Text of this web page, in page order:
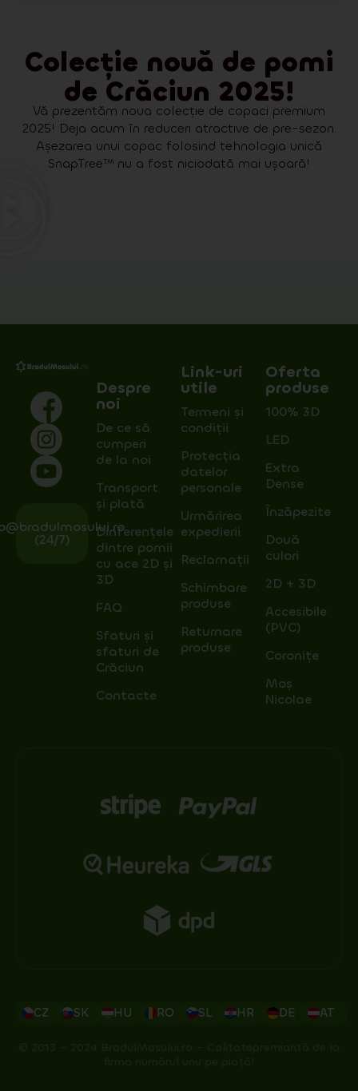
Colecție nouă de pomi
de Crăciun 2025!
Vă prezentăm noua colecție de copaci premium
2025! Deja acum în reduceri atractive de pre-sezon.
Așezarea unui copac folosind tehnologia unică
SnapTree™ nu a fost niciodată mai ușoară!
(24/7)
Despre
noi
De ce să
cumperi
de la noi
Transport
și plată
Dinferențele
dintre pomii
cu ace 2D și
3D
FAQ
Sfaturi și
sfaturi de
Crăciun
Contacte
Link-uri
utile
Termeni și
condiții
Protecția
datelor
personale
Urmărirea
expedierii
Reclamații
Schimbare
produse
Returnare
produse
Oferta
produse
100% 3D
LED
Extra
Dense
Înzăpezite
Două
culori
2D + 3D
Accesibile
(PVC)
Coronițe
Moș
Nicolae
CZ SK HU RO SL HR DE AT